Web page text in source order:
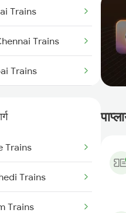
Trains
Trains
Trains
Trains
Trains
Trains
Trains
Trains